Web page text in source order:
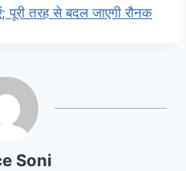
पूरी तरह से बदल जाएगी रौनक
Soni